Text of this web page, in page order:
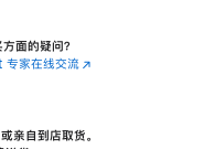
面的疑问？
家在线交流(在
中
或亲自到店取货。